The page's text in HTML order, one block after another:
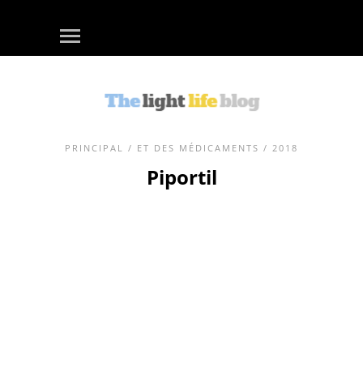
PRINCIPAL / ET DES MÉDICAMENTS / 2018
Piportil